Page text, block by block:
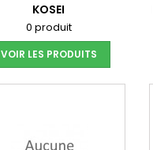
KOSEI
0 produit
VOIR LES PRODUITS